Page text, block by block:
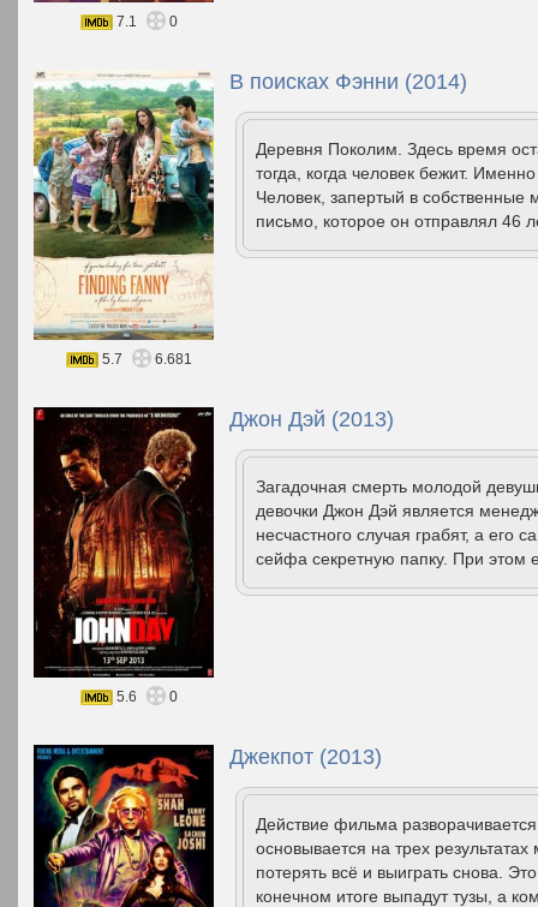
7.1 0
В поисках Фэнни (2014)
Деревня Поколим. Здесь время
тогда, когда человек бежит.
Человек, запертый в
письмо, которое он отправлял 46
5.7 6.681
Джон Дэй (2013)
Загадочная смерть молодой
девочки Джон Дэй является
несчастного случая грабят, а его
сейфа секретную папку. При этом
5.6 0
Джекпот (2013)
Действие фильма
основывается на трех
потерять всё и выиграть снова.
конечном итоге выпадут тузы, а